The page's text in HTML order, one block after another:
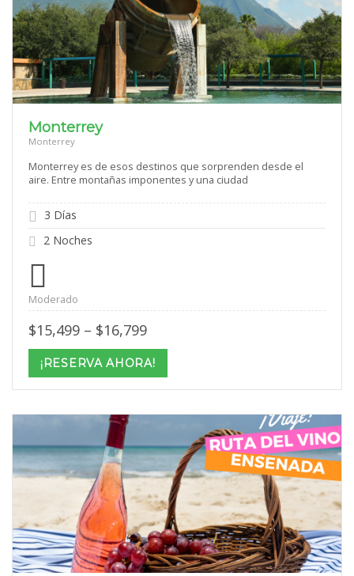
Monterrey
Monterrey
Monterrey es de esos destinos que sorprenden desde el
aire. Entre montañas imponentes y una ciudad
3 Días
2 Noches
Moderado
$15,499 – $16,799Price
$15,499
through
$16,799
¡RESERVA AHORA!